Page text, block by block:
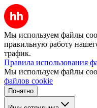
Мы используем файлы
правильную работу
трафик.
Правила использования
Мы используем файлы
файлов cookie
Понятно